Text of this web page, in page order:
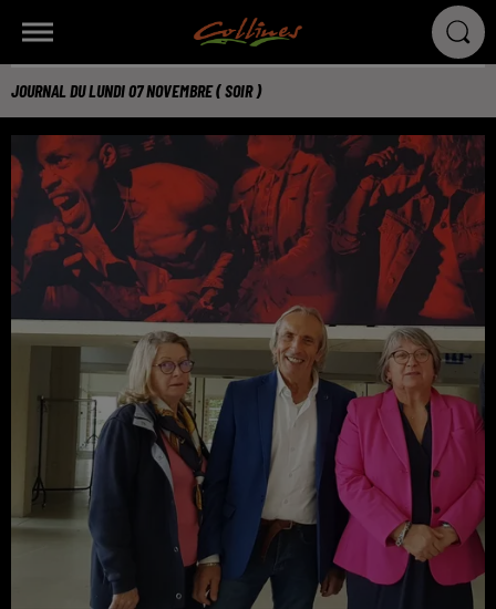
JOURNAL DU LUNDI 07 NOVEMBRE ( SOIR )